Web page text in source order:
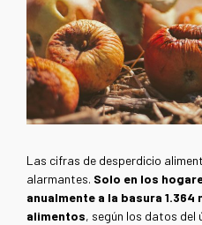
Las cifras de desperdicio
alarmantes. Solo en los
anualmente a la basura
alimentos, según los datos del